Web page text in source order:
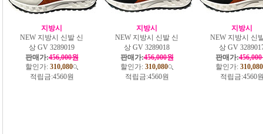
지방시
NEW 지방시 신발 신
상 GV 3289019
판매가:456,000원
할인가: 310,080
적립금:4560원
지방시
NEW 지방시 신발 신
상 GV 3289018
판매가:456,000원
할인가: 310,080
적립금:4560원
지방시
NEW 지방시 신
상 GV
판매가:
할인가: 310,080
적립금:4560